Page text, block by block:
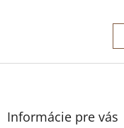
Z
Informácie pre vás